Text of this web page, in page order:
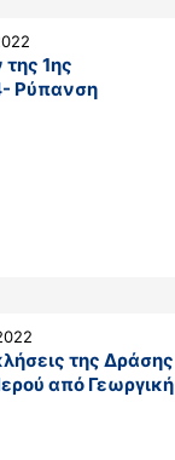
1ης
Ρύπανση
της Δράσης
από Γεωργική